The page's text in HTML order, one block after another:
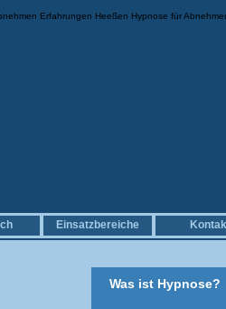
Erfahrungen Heeßen Hypnose für
Einsatzbereiche
Was ist Hypnose?